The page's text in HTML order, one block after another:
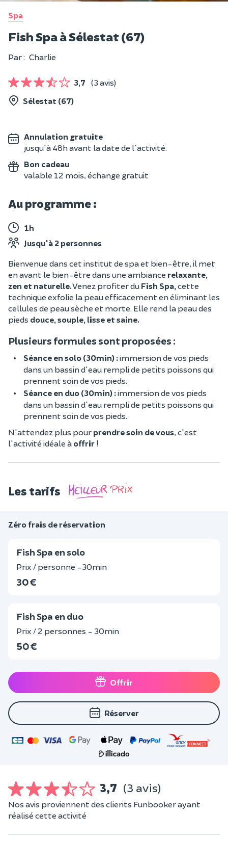
Spa
Fish Spa à Sélestat (67)
Par : Charlie
3,7
(3 avis)
Sélestat (67)
Annulation gratuite
jusqu'à 48h avant la date de l'activité.
Bon cadeau
valable 12 mois, échange gratuit
Au programme :
1h
Jusqu'à 2 personnes
Bienvenue dans cet institut de spa et bien-être, il met
en avant le bien-être dans une ambiance relaxante,
zen et naturelle.Venez profiter du Fish Spa, cette
technique exfolie la peau efficacement en éliminant les
cellules de peau sèche et morte. Elle rend la peau des
pieds douce, souple, lisse et saine.
Plusieurs formules sont proposées :
Séance en solo (30min) :immersion de vos pieds
dans un bassin d'eau rempli de petits poissons qui
prennent soin de vos pieds.
Séance en duo (30min) :immersion de vos pieds
dans un bassin d'eau rempli de petits poissons qui
prennent soin de vos pieds.
N'attendez plus pourprendre soin de vous, c'est
l'activité idéale à offrir !
Les tarifs
Zéro frais de réservation
Fish Spa en solo
Prix / personne -30min
30 €
Fish Spa en duo
Prix / 2 personnes - 30min
50 €
Offrir
Réserver
3,7 (3 avis)
Nos avis proviennent des clients Funbooker ayant
réalisé cette activité